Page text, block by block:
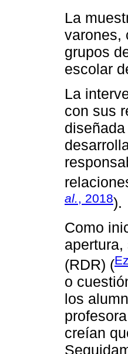
La
varones,
grupos
escolar
La
con sus
al. , 2018).
Como
(RDR) (
o
los
creían